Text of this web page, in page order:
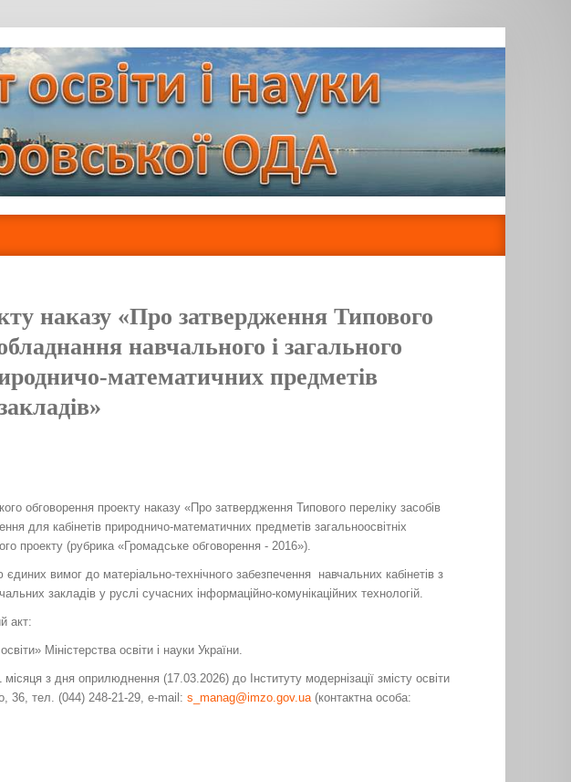
наказу «Про затвердження Типового
навчального і загального
математичних предметів
обговорення проекту наказу «Про затвердження Типового переліку засобів
для кабінетів природничо-математичних предметів загальноосвітніх
проекту (рубрика «Громадське обговорення - 2016»).
вимог до матеріально-технічного забезпечення навчальних кабінетів з
закладів у руслі сучасних інформаційно-комунікаційних технологій.
акт:
Міністерства освіти і науки України.
з дня оприлюднення (17.03.2026) до Інституту модернізації змісту освіти
36, тел. (044) 248-21-29, e-mail: s_manag@imzo.gov.ua(контактна особа: